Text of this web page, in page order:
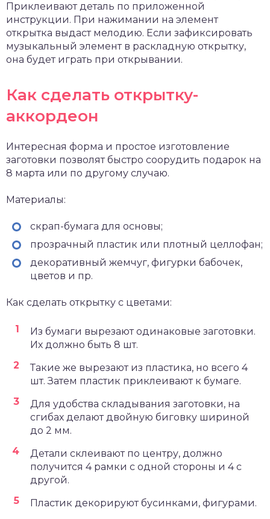
Приклеивают деталь по приложенной
инструкции. При нажимании на элемент
открытка выдаст мелодию. Если зафиксировать
музыкальный элемент в раскладную открытку,
она будет играть при открывании.
Как сделать открытку-
аккордеон
Интересная форма и простое изготовление
заготовки позволят быстро соорудить подарок на
8 марта или по другому случаю.
Материалы:
скрап-бумага для основы;
прозрачный пластик или плотный целлофан;
декоративный жемчуг, фигурки бабочек,
цветов и пр.
Как сделать открытку с цветами:
Из бумаги вырезают одинаковые заготовки.
Их должно быть 8 шт.
Такие же вырезают из пластика, но всего 4
шт. Затем пластик приклеивают к бумаге.
Для удобства складывания заготовки, на
сгибах делают двойную биговку шириной
до 2 мм.
Детали склеивают по центру, должно
получится 4 рамки с одной стороны и 4 с
другой.
Пластик декорируют бусинками, фигурами.